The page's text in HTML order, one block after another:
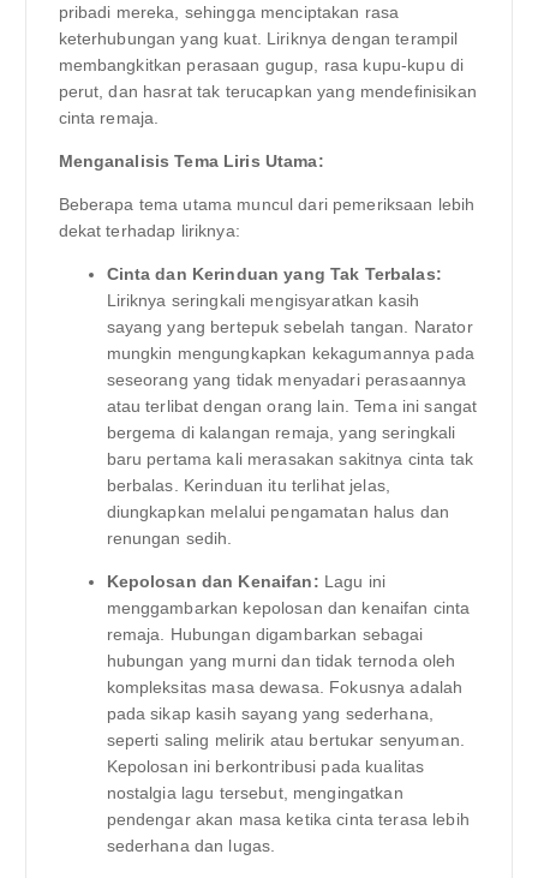
pribadi mereka, sehingga menciptakan rasa
keterhubungan yang kuat. Liriknya dengan terampil
membangkitkan perasaan gugup, rasa kupu-kupu di
perut, dan hasrat tak terucapkan yang mendefinisikan
cinta remaja.
Menganalisis Tema Liris Utama:
Beberapa tema utama muncul dari pemeriksaan lebih
dekat terhadap liriknya:
Cinta dan Kerinduan yang Tak Terbalas:
Liriknya seringkali mengisyaratkan kasih
sayang yang bertepuk sebelah tangan. Narator
mungkin mengungkapkan kekagumannya pada
seseorang yang tidak menyadari perasaannya
atau terlibat dengan orang lain. Tema ini sangat
bergema di kalangan remaja, yang seringkali
baru pertama kali merasakan sakitnya cinta tak
berbalas. Kerinduan itu terlihat jelas,
diungkapkan melalui pengamatan halus dan
renungan sedih.
Kepolosan dan Kenaifan: Lagu ini
menggambarkan kepolosan dan kenaifan cinta
remaja. Hubungan digambarkan sebagai
hubungan yang murni dan tidak ternoda oleh
kompleksitas masa dewasa. Fokusnya adalah
pada sikap kasih sayang yang sederhana,
seperti saling melirik atau bertukar senyuman.
Kepolosan ini berkontribusi pada kualitas
nostalgia lagu tersebut, mengingatkan
pendengar akan masa ketika cinta terasa lebih
sederhana dan lugas.